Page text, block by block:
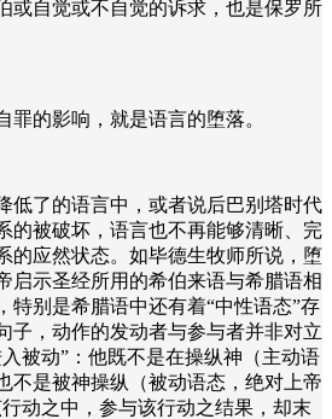
或自觉或不自觉的诉求，也是保罗所
罪的影响，就是语言的堕落。
低了的语言中，或者说后巴别塔时代
的被破坏，语言也不再能够清晰、完
的应然状态。如毕德生牧师所说，堕
启示圣经所用的希伯来语与希腊语相
特别是希腊语中还有着“中性语态”存
子，动作的发动者与参与者并非对立
被动”：他既不是在操纵神（主动语
不是被神操纵（被动语态，绝对上帝
动之中，参与该行动之结果，却末